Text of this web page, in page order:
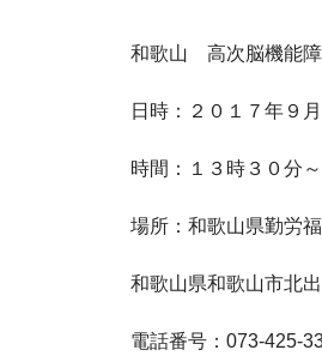
和歌山　高次脳機能
日時：２０１７年９
時間：１３時３０分
場所：和歌山県勤労
和歌山県和歌山市北
電話番号：073-425-